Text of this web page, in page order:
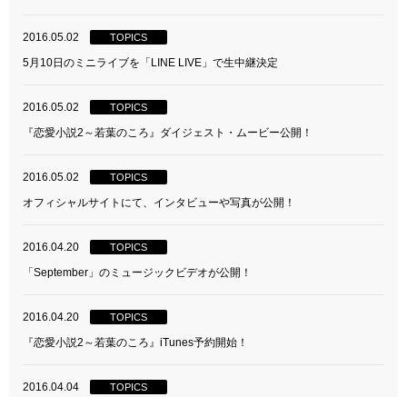
2016.05.02 TOPICS
5月10日のミニライブを「LINE LIVE」で生中継決定
2016.05.02 TOPICS
『恋愛小説2～若葉のころ』ダイジェスト・ムービー公開！
2016.05.02 TOPICS
オフィシャルサイトにて、インタビューや写真が公開！
2016.04.20 TOPICS
「September」のミュージックビデオが公開！
2016.04.20 TOPICS
『恋愛小説2～若葉のころ』iTunes予約開始！
2016.04.04 TOPICS